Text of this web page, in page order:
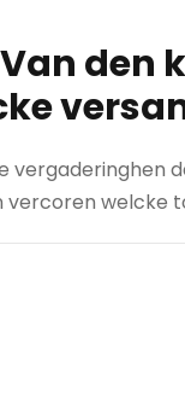
den
vercoren welcke